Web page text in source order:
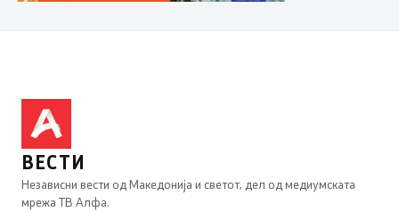
ВЕСТИ
Независни вести од Македонија и светот, дел од медиумската
мрежа ТВ Алфа.